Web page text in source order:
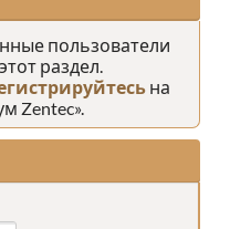
пользователи
раздел.
на
Zentec».